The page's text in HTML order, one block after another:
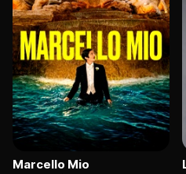
Marcello Mio